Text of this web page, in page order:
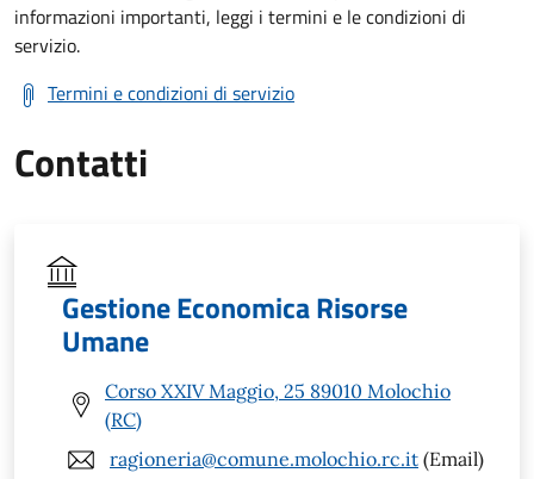
informazioni importanti, leggi i termini e le condizioni di
servizio.
Termini e condizioni di servizio
Contatti
Gestione Economica Risorse
Umane
Corso XXIV Maggio, 25 89010 Molochio
(RC)
ragioneria@comune.molochio.rc.it (Email)